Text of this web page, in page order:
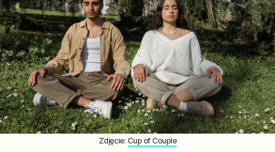
Zdjęcie: Cup of Couple